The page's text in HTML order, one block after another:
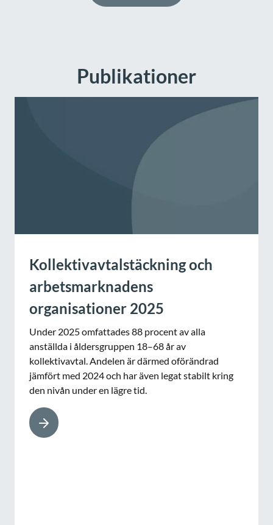
Publikationer
Kollektivavtalstäckning och
arbetsmarknadens
organisationer 2025
Under 2025 omfattades 88 procent av alla
anställda i åldersgruppen 18–68 år av
kollektivavtal. Andelen är därmed oförändrad
jämfört med 2024 och har även legat stabilt kring
den nivån under en lägre tid.